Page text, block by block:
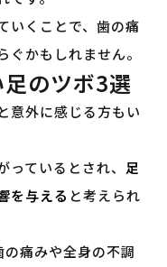
いくことで、歯の痛
かもしれません。
のツボ3選
意外に感じる方もい
ているとされ、 足
を与える と考えられ
痛みや全身の不調